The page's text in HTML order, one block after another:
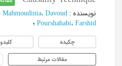
نویسنده : Mahmoudinia، Davoud
Pourshahabi، Farshid ؛
چکیده
مقالات مرتبط